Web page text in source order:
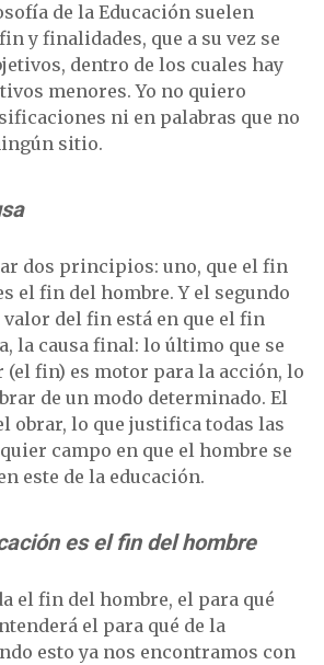
de la Educación suelen
y finalidades, que a su vez se
dentro de los cuales hay
menores. Yo no quiero
ni en palabras que no
sitio.
dos principios: uno, que el fin
el fin del hombre. Y el segundo
del fin está en que el fin
la causa final: lo último que se
(el fin) es motor para la acción, lo
de un modo determinado. El
obrar, lo que justifica todas las
campo en que el hombre se
este de la educación.
es el fin del hombre
el fin del hombre, el para qué
el para qué de la
esto ya nos encontramos con